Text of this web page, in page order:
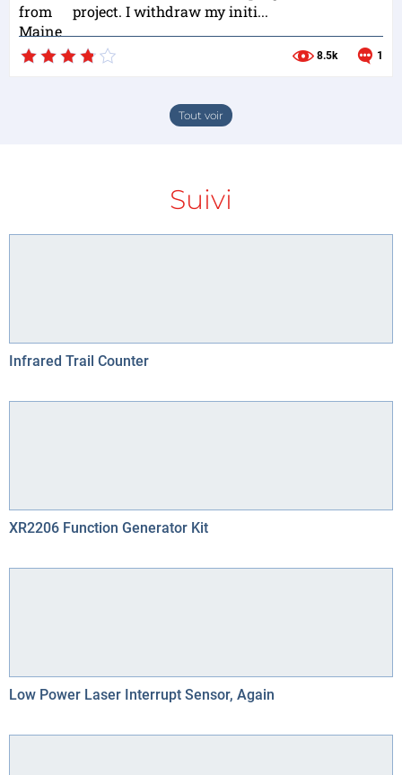
project. I withdraw my initi...
8.5k 1
Tout voir
Suivi
Infrared Trail Counter
XR2206 Function Generator Kit
Low Power Laser Interrupt Sensor, Again